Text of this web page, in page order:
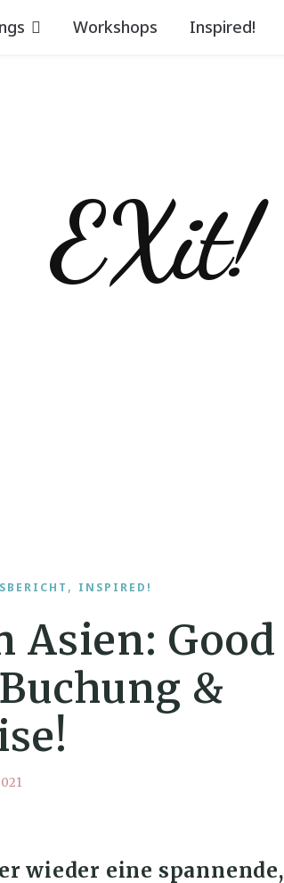
Workshops Inspired!
, INSPIRED!
Asien: Good
&
wieder eine spannende,